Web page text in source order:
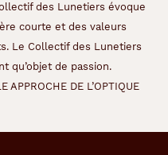
des Lunetiers évoque
courte et des valeurs
Le Collectif des Lunetiers
qu’objet de passion.
APPROCHE DE L’OPTIQUE